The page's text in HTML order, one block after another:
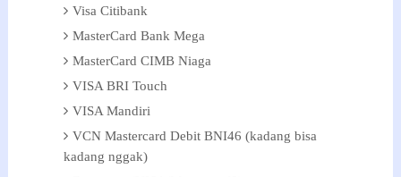
Visa Citibank
MasterCard Bank Mega
MasterCard CIMB Niaga
VISA BRI Touch
VISA Mandiri
VCN Mastercard Debit BNI46 (kadang bisa
kadang nggak)